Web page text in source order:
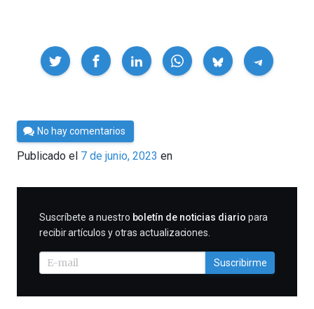
Compartir
Por
César
Tomé
No hay comentarios
Publicado el 7 de junio, 2023 en
SUSCRIBIRME
Suscríbete a nuestro boletín de noticias diario para
recibir artículos y otras actualizaciones.
Suscribirme